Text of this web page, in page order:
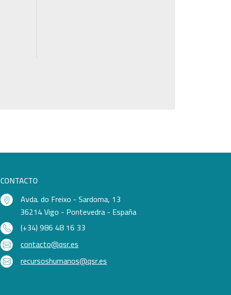
CONTACTO
Avda. do Freixo - Sardoma, 13
36214 Vigo - Pontevedra - España
(+34) 986 48 16 33
contacto@qsr.es
recursoshumanos@qsr.es